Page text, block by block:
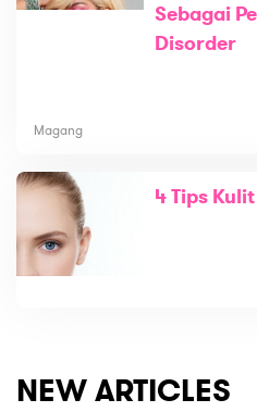
Sebagai
Disorder
Magang
4 Tips
NEW ARTICLES